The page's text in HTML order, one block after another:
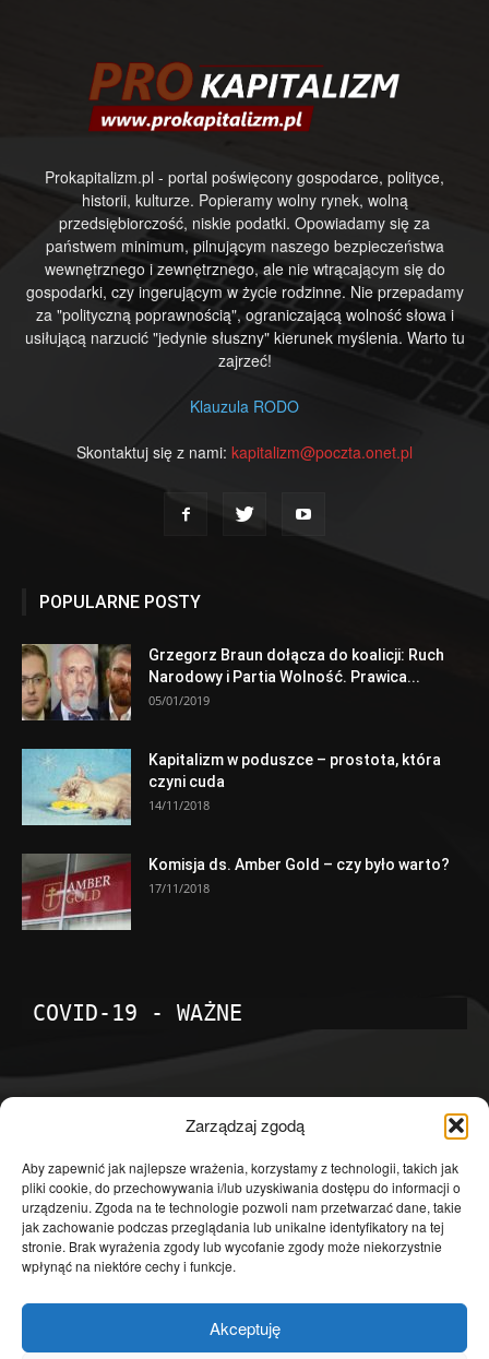
Zarządzaj zgodą
Aby zapewnić jak najlepsze wrażenia, korzystamy z technologii, takich jak
pliki cookie, do przechowywania i/lub uzyskiwania dostępu do informacji o
urządzeniu. Zgoda na te technologie pozwoli nam przetwarzać dane, takie
jak zachowanie podczas przeglądania lub unikalne identyfikatory na tej
stronie. Brak wyrażenia zgody lub wycofanie zgody może niekorzystnie
wpłynąć na niektóre cechy i funkcje.
Akceptuję
Prokapitalizm.pl - portal poświęcony gospodarce, polityce,
historii, kulturze. Popieramy wolny rynek, wolną
przedsiębiorczość, niskie podatki. Opowiadamy się za
państwem minimum, pilnującym naszego bezpieczeństwa
wewnętrznego i zewnętrznego, ale nie wtrącającym się do
gospodarki, czy ingerującym w życie rodzinne. Nie przepadamy
za "polityczną poprawnością", ograniczającą wolność słowa i
usiłującą narzucić "jedynie słuszny" kierunek myślenia. Warto tu
zajrzeć!
Klauzula RODO
Skontaktuj się z nami: kapitalizm@poczta.onet.pl
POPULARNE POSTY
Grzegorz Braun dołącza do koalicji: Ruch
Narodowy i Partia Wolność. Prawica...
05/01/2019
Kapitalizm w poduszce – prostota, która
czyni cuda
14/11/2018
Komisja ds. Amber Gold – czy było warto?
17/11/2018
COVID-19 - WAŻNE
Temat dnia
4601
Publicystyka
4363
Polityka
3639
Polska
Społeczeństwo
2823